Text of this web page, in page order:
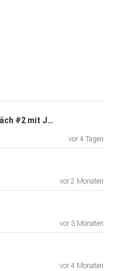
A tavola! - Das Tischgespräch #2 mit Julia Willie Hamburg
vor 4 Tagen
vor 2 Monaten
vor 3 Monaten
vor 4 Monaten